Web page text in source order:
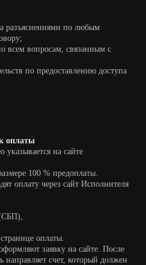
разъяснениями по любым
всем вопросам, связанным с
по предоставлению доступа
оплаты
указывается на сайте
100 % предоплаты.
оплату через сайт Исполнителя
оплаты.
заявку на сайте. После
направляет счет, который должен